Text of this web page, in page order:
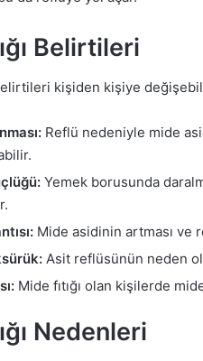
Belirtileri
belirtileri kişiden kişiye
Reflü nedeniyle mide
Yemek borusunda
Mide asidinin artması ve
Asit reflüsünün neden
Mide fıtığı olan kişilerde
Nedenleri